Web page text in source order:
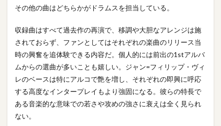
その他の曲はどちらかがドラムスを担当している。
収録曲はすべて過去作の再演で、移調や大胆なアレンジは施
されておらず、ファンとしてはそれぞれの楽曲のリリース当
時の興奮を追体験できる内容だ。個人的には前出の1stアルバ
ムからの選曲が多いことも嬉しい。ジャン=フィリップ・ヴィ
レのベースは特にアルコで艶を増し、それぞれの即興に呼応
する高度なインタープレイもより強固になる。彼らの特長で
ある音楽的な意味での若さや攻めの強さに衰えは全く見られ
ない。